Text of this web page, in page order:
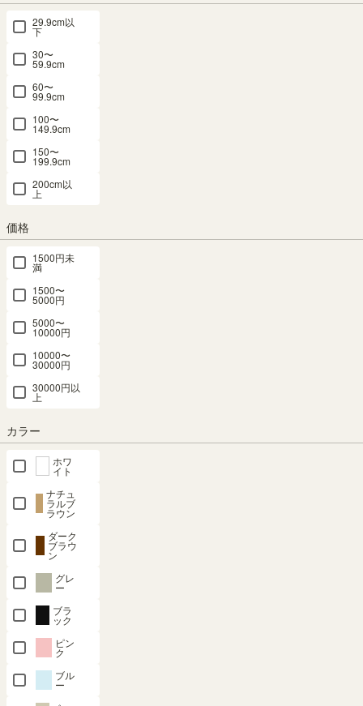
29.9cm以
下
30〜
59.9cm
60〜
99.9cm
100〜
149.9cm
150〜
199.9cm
200cm以
上
価格
1500円未
満
1500〜
5000円
5000〜
10000円
10000〜
30000円
30000円以
上
カラー
ホワ
イト
ナチュ
ラルブ
ラウン
ダーク
ブラウ
ン
グレ
ー
ブラ
ック
ピン
ク
ブル
ー
カラー
サイズ
組立サービス
最短お届け予定日
〒
予定日:---
※在庫状況、実際の詳細な住所により変動する場合があります。
※正確なお届け予定日はご注文手続き画面にてご確認ください。
在庫あり